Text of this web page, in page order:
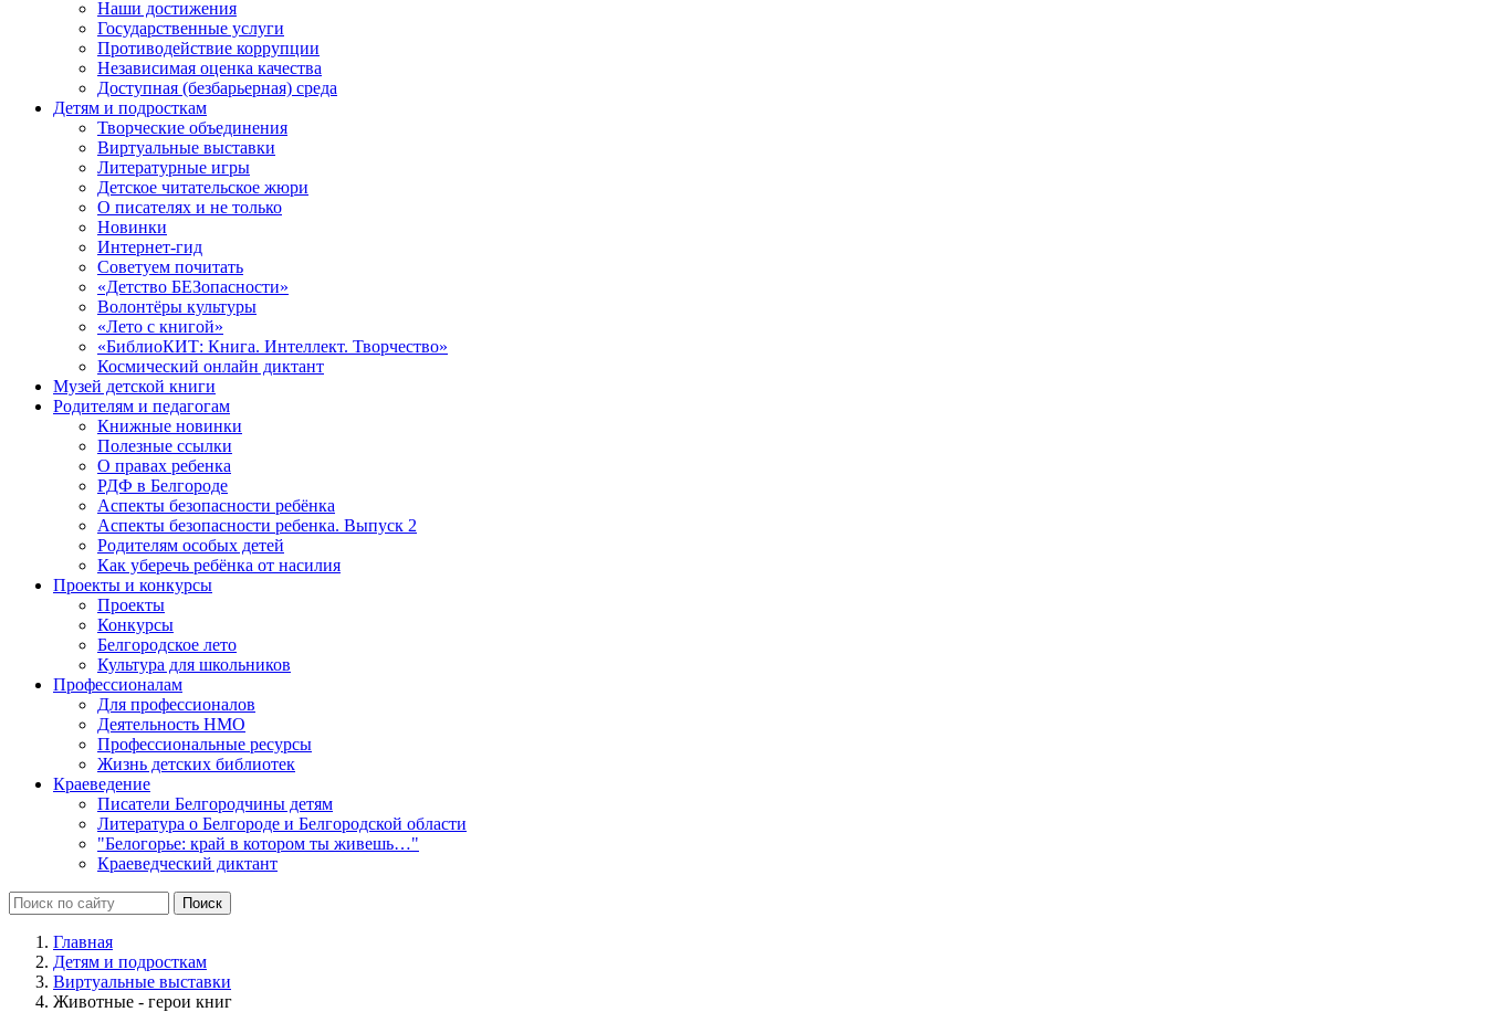
Наши достижения
Государственные услуги
Противодействие коррупции
Независимая оценка качества
Доступная (безбарьерная) среда
Детям и подросткам
Творческие объединения
Виртуальные выставки
Литературные игры
Детское читательское жюри
О писателях и не только
Новинки
Интернет-гид
Советуем почитать
«Детство БЕЗопасности»
Волонтёры культуры
«Лето с книгой»
«БиблиоКИТ: Книга. Интеллект. Творчество»
Космический онлайн диктант
Музей детской книги
Родителям и педагогам
Книжные новинки
Полезные ссылки
О правах ребенка
РДФ в Белгороде
Аспекты безопасности ребёнка
Аспекты безопасности ребенка. Выпуск 2
Родителям особых детей
Как уберечь ребёнка от насилия
Проекты и конкурсы
Проекты
Конкурсы
Белгородское лето
Культура для школьников
Профессионалам
Для профессионалов
Деятельность НМО
Профессиональные ресурсы
Жизнь детских библиотек
Краеведение
Писатели Белгородчины детям
Литература о Белгороде и Белгородской области
"Белогорье: край в котором ты живешь…"
Краеведческий диктант
Главная
Детям и подросткам
Виртуальные выставки
Животные - герои книг